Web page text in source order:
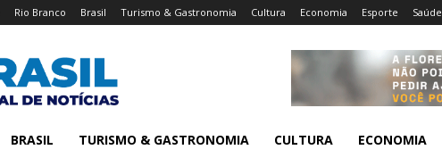
Rio Branco Brasil Turismo & Gastronomia Cultura Economia Esporte Saúde
BRASIL TURISMO & GASTRONOMIA CULTURA ECONOMIA